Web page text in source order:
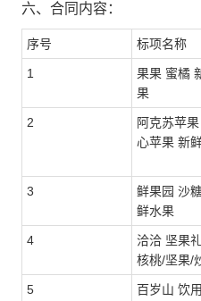
六、合同内容：
序号 标项名称
1
果果 蜜橘
果
2
阿克苏苹
心苹果 新
3
鲜果园 沙
鲜水果
4
洽洽 坚果
核桃/坚果/
5
百岁山 饮